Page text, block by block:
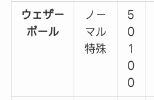
ウェザー
ボール
ノー
マル
特殊
5
0
1
0
0